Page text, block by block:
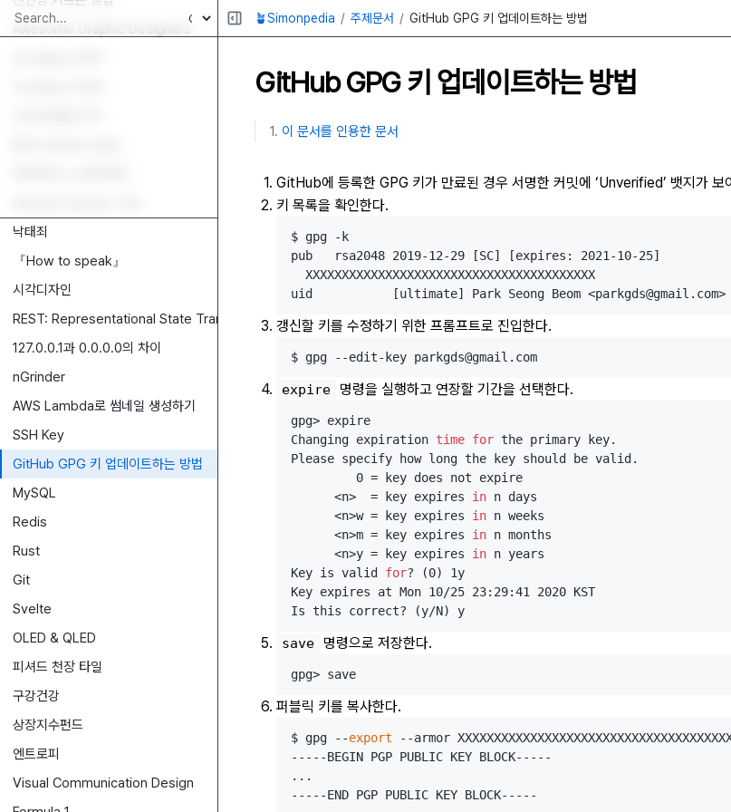
Awesome Graphic Designers
낙태죄
『How to speak』
시각디자인
REST: Representational State Transfer
127.0.0.1과 0.0.0.0의 차이
nGrinder
AWS Lambda로 썸네일 생성하기
SSH Key
GitHub GPG 키 업데이트하는 방법
MySQL
Redis
Rust
Git
Svelte
OLED & QLED
피셔드 천장 타일
구강건강
상장지수펀드
엔트로피
Visual Communication Design
🪴Simonpedia 주제문서 GitHub GPG 키 업데이트하는 방법
GitHub GPG 키 업데이트하는 방법
이 문서를 인용한 문서
GitHub에 등록한 GPG 키가 만료된 경우 서명한 커밋에 ‘Unverified’ 뱃지가 보
키 목록을 확인한다.
$ gpg -k
pub   rsa2048 2019-12-29 [SC] [expires: 2021-10-25]
  XXXXXXXXXXXXXXXXXXXXXXXXXXXXXXXXXXXXXXXX
갱신할 키를 수정하기 위한 프롬프트로 진입한다.
expire 명령을 실행하고 연장할 기간을 선택한다.
gpg> expire
Changing expiration time for the primary key.
Please specify how long the key should be valid.
         0 = key does not expire
      <n>  = key expires
in n days
      <n>w = key expires
in n weeks
      <n>m = key expires
in n months
      <n>y = key expires
in n years
Key is valid for? (0) 1y
Key expires at Mon 10/25 23:29:41 2020 KST
save 명령으로 저장한다.
퍼블릭 키를 복사한다.
$ gpg --export --armor
-----BEGIN PGP PUBLIC KEY BLOCK-----
...